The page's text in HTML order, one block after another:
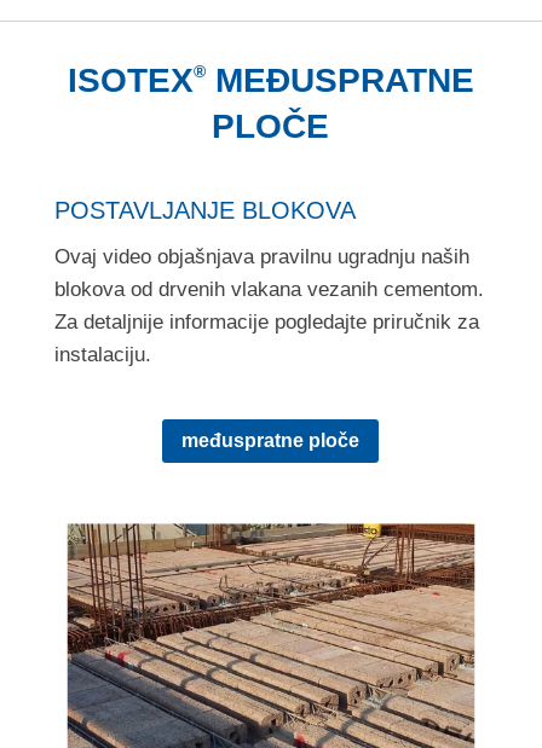
ISOTEX®MEĐUSPRATNE
PLOČE
POSTAVLJANJE BLOKOVA
Ovaj video objašnjava pravilnu ugradnju naših
blokova od drvenih vlakana vezanih cementom.
Za detaljnije informacije pogledajte priručnik za
instalaciju.
međuspratne ploče